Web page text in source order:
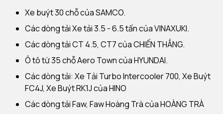
Xe buýt 30 chỗ của SAMCO.
Các dòng tải Xe tải 3.5 - 6.5 tấn của VINAXUKI.
Các dòng tải CT 4.5, CT7 của CHIẾN THẮNG.
Ô tô từ 35 chỗ Aero Town của HYUNDAI.
Các dòng tải: Xe Tải Turbo Intercooler 700, Xe Buýt
FC4J, Xe Buýt RK1J của HINO
Các dòng tải Faw, Faw Hoàng Trà của HOÀNG TRÀ